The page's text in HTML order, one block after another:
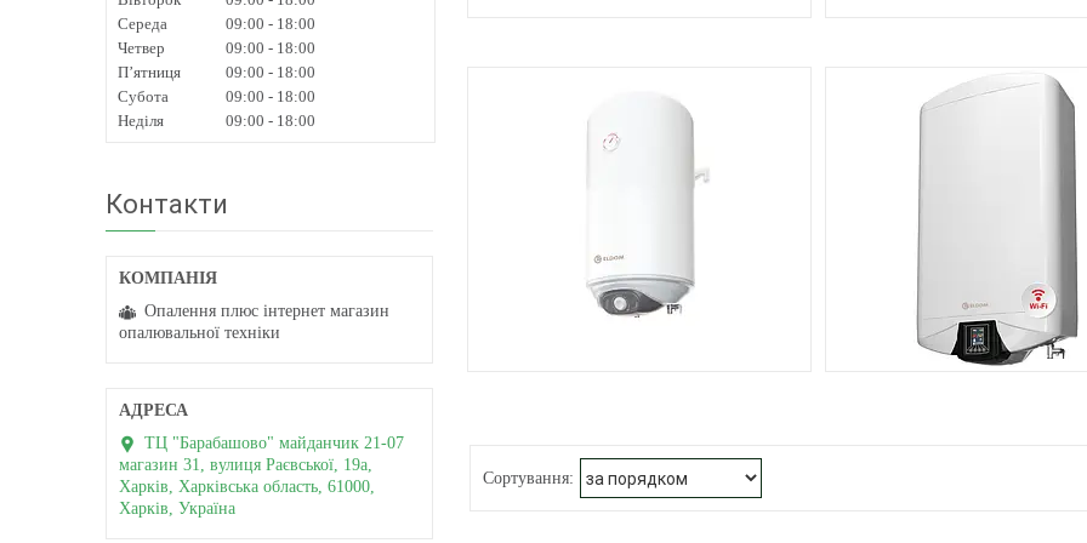
Середа
09:00
18:00
Четвер
09:00
18:00
Пʼятниця
09:00
18:00
Субота
09:00
18:00
Неділя
09:00 18:00
Контакти
Опалення плюс інтернет магазин
опалювальної техніки
ТЦ "Барабашово" майданчик 21-07
магазин 31, вулиця Раєвської, 19а,
Харків, Харківська область, 61000,
Харків, Україна